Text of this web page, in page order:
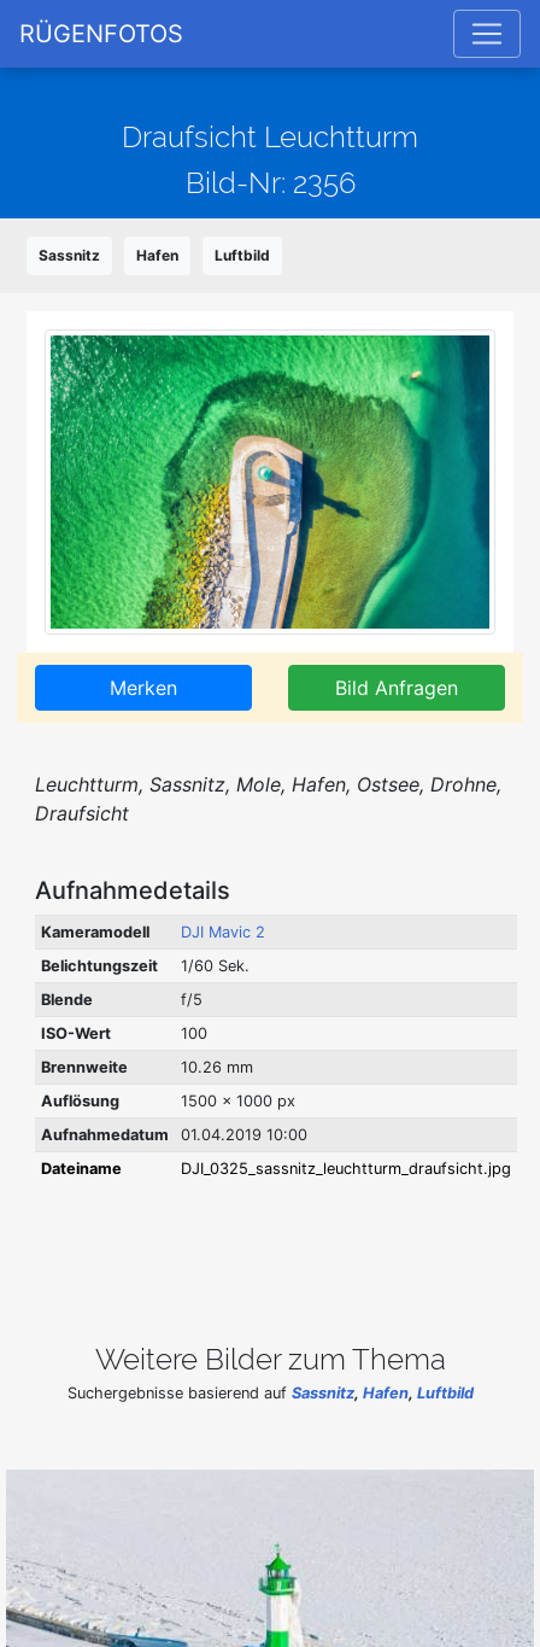
RÜGENFOTOS
Draufsicht Leuchtturm
Bild-Nr: 2356
Sassnitz Hafen Luftbild
Merken Bild Anfragen
Leuchtturm, Sassnitz, Mole, Hafen, Ostsee, Drohne,
Draufsicht
Aufnahmedetails
Kameramodell
DJI Mavic 2
Belichtungszeit
1/60 Sek.
Blende
f/5
ISO-Wert
100
Brennweite
10.26 mm
Auflösung
1500 x 1000 px
Aufnahmedatum
01.04.2019 10:00
Dateiname
DJI_0325_sassnitz_leuchtturm_draufsicht.jpg
Weitere Bilder zum Thema
Suchergebnisse basierend auf Sassnitz, Hafen, Luftbild